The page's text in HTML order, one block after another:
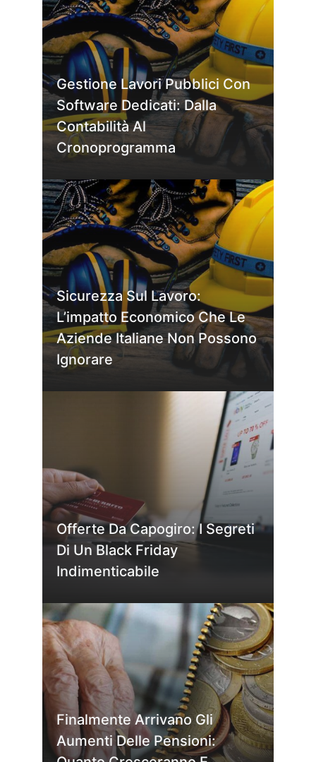
Gestione Lavori Pubblici Con
Software Dedicati: Dalla
Contabilità Al
Cronoprogramma
Sicurezza Sul Lavoro:
L’impatto Economico Che Le
Aziende Italiane Non Possono
Ignorare
Offerte Da Capogiro: I Segreti
Di Un Black Friday
Indimenticabile
Finalmente Arrivano Gli
Aumenti Delle Pensioni: